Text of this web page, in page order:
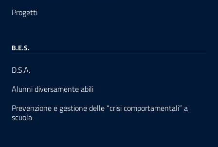
Progetti
B.E.S.
D.S.A.
Alunni diversamente abili
Prevenzione e gestione delle “crisi comportamentali” a
scuola